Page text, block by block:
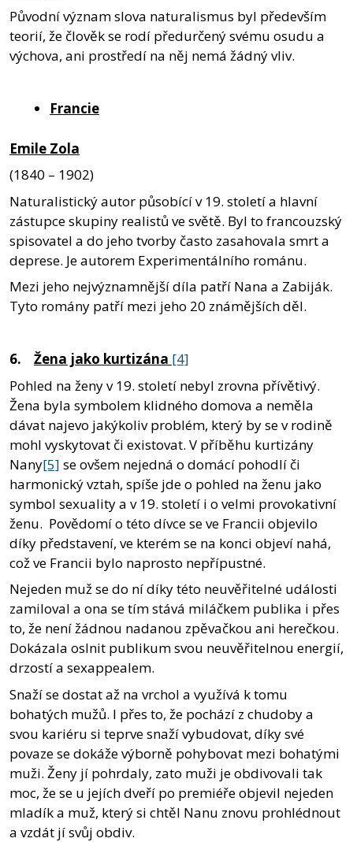
Původní význam slova naturalismus byl především
teorií, že člověk se rodí předurčený svému osudu a
výchova, ani prostředí na něj nemá žádný vliv.
Francie
Emile Zola
(1840 – 1902)
Naturalistický autor působící v 19. století a hlavní
zástupce skupiny realistů ve světě. Byl to francouzský
spisovatel a do jeho tvorby často zasahovala smrt a
deprese. Je autorem Experimentálního románu.
Mezi jeho nejvýznamnější díla patří Nana a Zabiják.
Tyto romány patří mezi jeho 20 známějších děl.
6. Žena jako kurtizána [4]
Pohled na ženy v 19. století nebyl zrovna přívětivý.
Žena byla symbolem klidného domova a neměla
dávat najevo jakýkoliv problém, který by se v rodině
mohl vyskytovat či existovat. V příběhu kurtizány
Nany[5] se ovšem nejedná o domácí pohodlí či
harmonický vztah, spíše jde o pohled na ženu jako
symbol sexuality a v 19. století i o velmi provokativní
ženu. Povědomí o této dívce se ve Francii objevilo
díky představení, ve kterém se na konci objeví nahá,
což ve Francii bylo naprosto nepřípustné.
Nejeden muž se do ní díky této neuvěřitelné události
zamiloval a ona se tím stává miláčkem publika i přes
to, že není žádnou nadanou zpěvačkou ani herečkou.
Dokázala oslnit publikum svou neuvěřitelnou energií,
drzostí a sexappealem.
Snaží se dostat až na vrchol a využívá k tomu
bohatých mužů. I přes to, že pochází z chudoby a
svou kariéru si teprve snaží vybudovat, díky své
povaze se dokáže výborně pohybovat mezi bohatými
muži. Ženy jí pohrdaly, zato muži je obdivovali tak
moc, že se u jejích dveří po premiéře objevil nejeden
mladík a muž, který si chtěl Nanu znovu prohlédnout
a vzdát jí svůj obdiv.